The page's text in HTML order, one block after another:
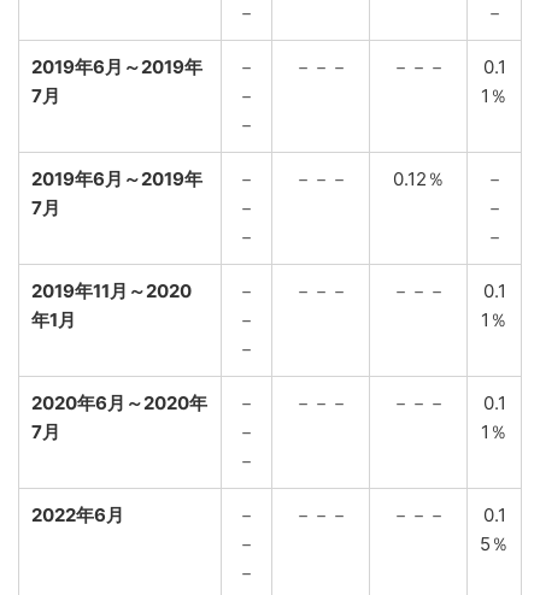
－
－
2019年6月～2019年
7月
－
－
－
－－－ －－－
0.1
1％
2019年6月～2019年
7月
－
－
－
－－－ 0.12％
－
－
－
2019年11月～2020
年1月
－
－
－
－－－ －－－
0.1
1％
2020年6月～2020年
7月
－
－
－
－－－ －－－
0.1
1％
2022年6月
－
－
－
－－－ －－－
0.1
5％